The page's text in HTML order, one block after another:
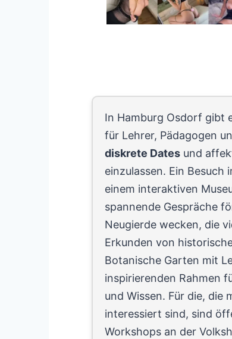
In Hamburg Osdorf gibt
für Lehrer, Pädagogen
diskrete Dates und
einzulassen. Ein Besuch
einem interaktiven
spannende Gespräche
Neugierde wecken, die
Erkunden von
Botanische Garten mit
inspirierenden Rahmen
und Wissen. Für die, die
interessiert sind, sind
Workshops an der